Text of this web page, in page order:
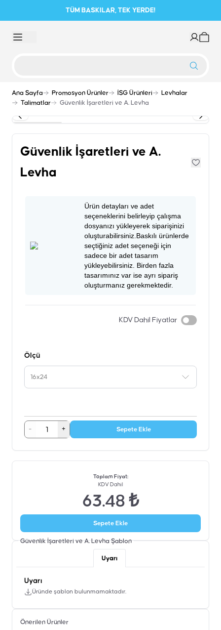
TÜM BASKILAR, TEK YERDE!
Ana Sayfa Promosyon Ürünler İSG Ürünleri
Levhalar
Talimatlar
Güvenlik İşaretleri ve A. Levha
Güvenlik İşaretleri ve A.
Levha
Ürün detayları ve adet
seçeneklerini belirleyip çalışma
dosyanızı yükleyerek siparişinizi
oluşturabilirsiniz.Baskılı ürünlerde
seçtiğiniz adet seçeneği için
sadece bir adet tasarım
yükleyebilirsiniz. Birden fazla
tasarımınız var ise ayrı sipariş
oluşturmanız gerekmektedir.
KDV Dahil Fiyatlar
Ölçü
16x24
- + Sepete Ekle
Toplam Fiyat:
KDV Dahil
63.48 ₺
Sepete Ekle
Güvenlik İşaretleri ve A. Levha Şablon
Uyarı
Uyarı
Üründe şablon bulunmamaktadır.
Önerilen Ürünler